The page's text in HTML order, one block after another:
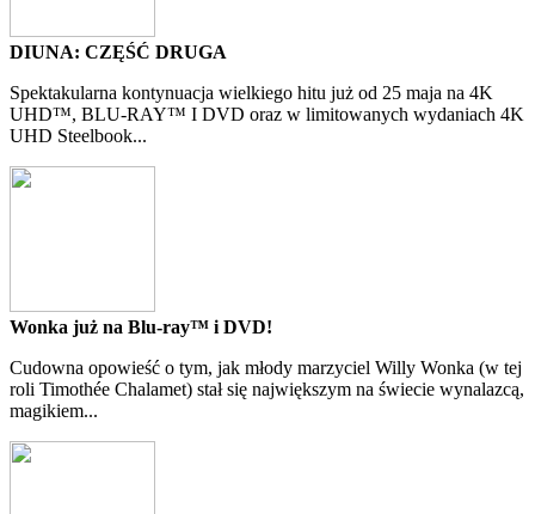
DIUNA: CZĘŚĆ DRUGA
Spektakularna kontynuacja wielkiego hitu już od 25 maja na 4K
UHD™, BLU-RAY™ I DVD oraz w limitowanych wydaniach 4K
UHD Steelbook...
Wonka już na Blu-ray™ i DVD!
Cudowna opowieść o tym, jak młody marzyciel Willy Wonka (w tej
roli Timothée Chalamet) stał się największym na świecie wynalazcą,
magikiem...